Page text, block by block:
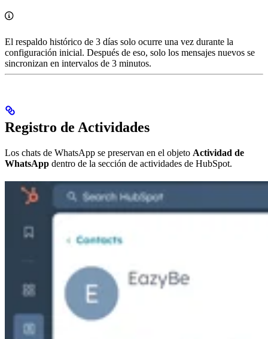
El respaldo histórico de 3 días solo ocurre una vez durante la
configuración inicial. Después de eso, solo los mensajes nuevos se
sincronizan en intervalos de 3 minutos.
Registro de Actividades
Los chats de WhatsApp se preservan en el objeto Actividad de
WhatsApp dentro de la sección de actividades de HubSpot.